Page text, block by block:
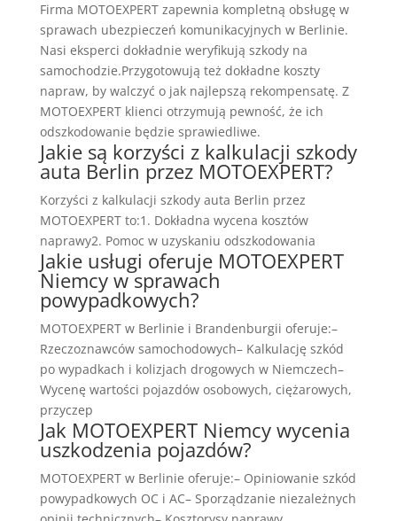
Firma MOTOEXPERT zapewnia kompletną obsługę w
sprawach ubezpieczeń komunikacyjnych w Berlinie.
Nasi eksperci dokładnie weryfikują szkody na
samochodzie.Przygotowują też dokładne koszty
napraw, by walczyć o jak najlepszą rekompensatę. Z
MOTOEXPERT klienci otrzymują pewność, że ich
odszkodowanie będzie sprawiedliwe.
Jakie są korzyści z kalkulacji szkody
auta Berlin przez MOTOEXPERT?
Korzyści z kalkulacji szkody auta Berlin przez
MOTOEXPERT to:1. Dokładna wycena kosztów
naprawy2. Pomoc w uzyskaniu odszkodowania
Jakie usługi oferuje MOTOEXPERT
Niemcy w sprawach
powypadkowych?
MOTOEXPERT w Berlinie i Brandenburgii oferuje:–
Rzeczoznawców samochodowych– Kalkulację szkód
po wypadkach i kolizjach drogowych w Niemczech–
Wycenę wartości pojazdów osobowych, ciężarowych,
przyczep
Jak MOTOEXPERT Niemcy wycenia
uszkodzenia pojazdów?
MOTOEXPERT w Berlinie oferuje:– Opiniowanie szkód
powypadkowych OC i AC– Sporządzanie niezależnych